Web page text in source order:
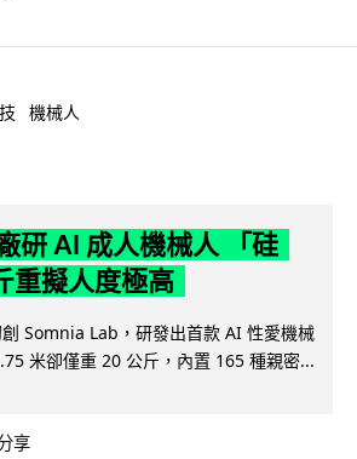
機械人
研 AI 成人機械人 「硅
重擬人度極高
Somnia Lab，研發出首款 AI 性愛機械
米卻僅重 20 公斤，內置 165 種親密...
享